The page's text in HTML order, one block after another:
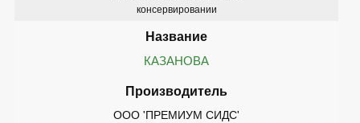
консервировании
КАЗАНОВА
ООО 'ПРЕМИУМ СИДС'